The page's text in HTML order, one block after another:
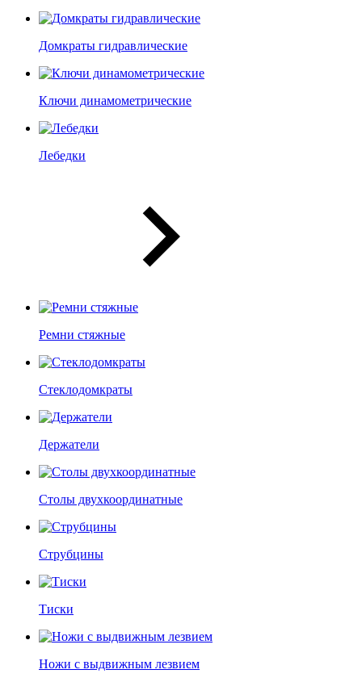
Домкраты гидравлические
Ключи динамометрические
Лебедки
Ремни стяжные
Стеклодомкраты
Держатели
Столы двухкоординатные
Струбцины
Тиски
Ножи с выдвижным лезвием